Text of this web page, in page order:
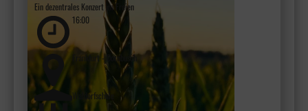
Ein dezentrales Konzert im Freien
16:00
Frankfurt - Dornbusch
Waldorfschule